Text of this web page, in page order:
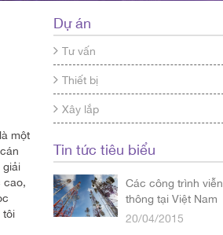
một
cao,
tôi
Dự án
Tư vấn
Thiết bị
Xây lắp
Tin tức tiêu biểu
Các công trình viễn
thông tại Việt Nam
20/04/2015